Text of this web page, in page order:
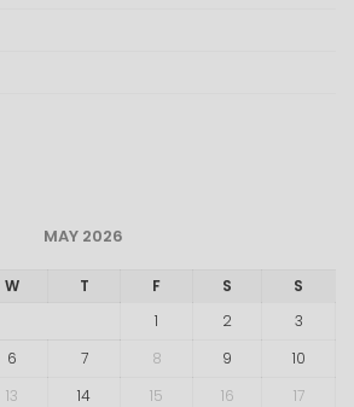
MAY 2026
W T F S S
1 2
3
6 7 8 9
10
13 14 15 16
17